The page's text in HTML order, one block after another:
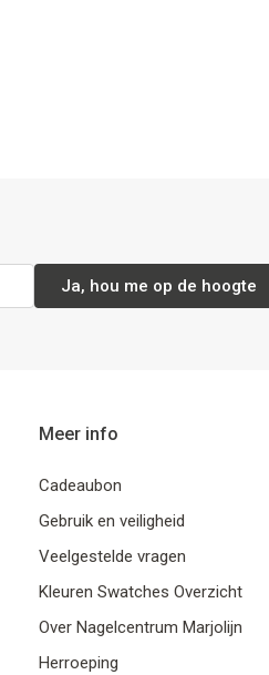
Ja, hou me op de hoogte
Meer info
Cadeaubon
Gebruik en veiligheid
Veelgestelde vragen
Kleuren Swatches Overzicht
Over Nagelcentrum Marjolijn
Herroeping